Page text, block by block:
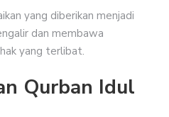
yang diberikan menjadi
dan membawa
yang terlibat.
Qurban Idul